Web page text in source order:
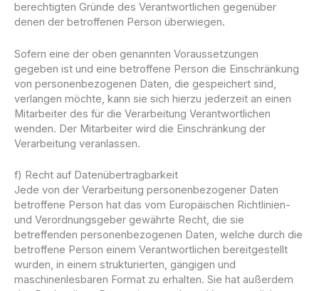
berechtigten Gründe des Verantwortlichen gegenüber
denen der betroffenen Person überwiegen.
Sofern eine der oben genannten Voraussetzungen
gegeben ist und eine betroffene Person die Einschränkung
von personenbezogenen Daten, die gespeichert sind,
verlangen möchte, kann sie sich hierzu jederzeit an einen
Mitarbeiter des für die Verarbeitung Verantwortlichen
wenden. Der Mitarbeiter wird die Einschränkung der
Verarbeitung veranlassen.
f) Recht auf Datenübertragbarkeit
Jede von der Verarbeitung personenbezogener Daten
betroffene Person hat das vom Europäischen Richtlinien-
und Verordnungsgeber gewährte Recht, die sie
betreffenden personenbezogenen Daten, welche durch die
betroffene Person einem Verantwortlichen bereitgestellt
wurden, in einem strukturierten, gängigen und
maschinenlesbaren Format zu erhalten. Sie hat außerdem